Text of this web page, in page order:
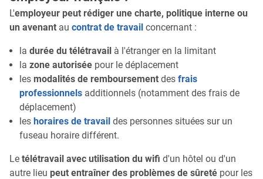
L'employeur peut rédiger une charte, politique interne ou
un avenant au contrat de travail concernant :
la durée du télétravail à l'étranger en la limitant
la zone autorisée pour le déplacement
les modalités de remboursement des frais
professionnels additionnels (notamment des frais de
déplacement)
les horaires de travail des personnes situées sur un
fuseau horaire différent.
Le télétravail avec utilisation du wifi d'un hôtel ou d'un
autre lieu peut entraîner des problèmes de sûreté pour les